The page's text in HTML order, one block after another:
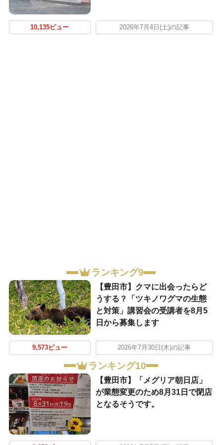
10,135ビュー 2026年7月4日(土)の記事
ランキング9
【豊田市】クマに出会ったらど
うする？「ツキノワグマの生態
と対策」講習会の受講者を8月5
日から募集します
9,573ビュー 2026年7月30日(木)の記事
ランキング10
【豊田市】「メグリア朝日店」
が業態変更のため8月31日で閉店
となるそうです。